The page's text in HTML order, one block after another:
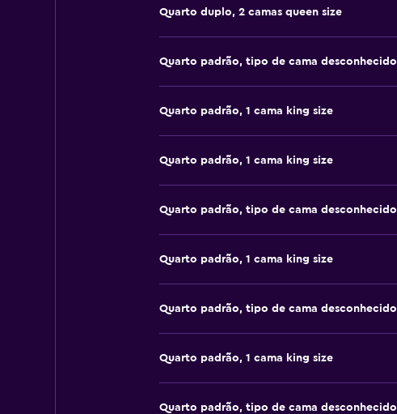
Quarto duplo, 2 camas queen size
Quarto padrão, tipo de cama desconhecido
Quarto padrão, 1 cama king size
Quarto padrão, 1 cama king size
Quarto padrão, tipo de cama desconhecido
Quarto padrão, 1 cama king size
Quarto padrão, tipo de cama desconhecido
Quarto padrão, 1 cama king size
Quarto padrão, tipo de cama desconhecido